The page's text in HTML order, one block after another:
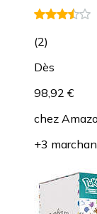
(2)
Dès
98,92 €
chez
+3